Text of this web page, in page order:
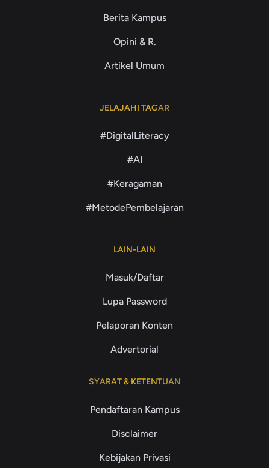
Berita Kampus
Opini & R.
Artikel Umum
JELAJAHI TAGAR
#DigitalLiteracy
#AI
#Keragaman
#MetodePembelajaran
LAIN-LAIN
Masuk/Daftar
Lupa Password
Pelaporan Konten
Advertorial
SYARAT & KETENTUAN
Pendaftaran Kampus
Disclaimer
Kebijakan Privasi